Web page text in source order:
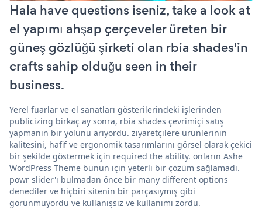
Hala have questions iseniz, take a look at
el yapımı ahşap çerçeveler üreten bir
güneş gözlüğü şirketi olan rbia shades'in
crafts sahip olduğu seen in their
business.
Yerel fuarlar ve el sanatları gösterilerindeki işlerinden
publicizing birkaç ay sonra, rbia shades çevrimiçi satış
yapmanın bir yolunu arıyordu. ziyaretçilere ürünlerinin
kalitesini, hafif ve ergonomik tasarımlarını görsel olarak çekici
bir şekilde göstermek için required the ability. onların Ashe
WordPress Theme bunun için yeterli bir çözüm sağlamadı.
powr slider'ı bulmadan önce bir many different options
denediler ve hiçbiri sitenin bir parçasıymış gibi
görünmüyordu ve kullanışsız ve kullanımı zordu.